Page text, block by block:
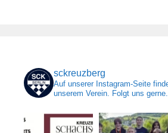
sckreuzberg
Auf unserer Instagram-Seite
unserem Verein. Folgt uns gerne.